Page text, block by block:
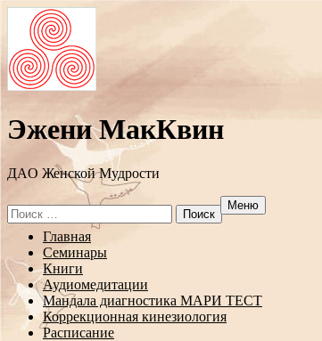
Эжени МакКвин
ДAO Женской Мудрости
Search
for:
Меню
Перейти
содержанию
Главная
Семинары
Книги
Аудиомедитации
Мандала диагностика МАРИ ТЕСТ
Коррекционная кинезиология
Расписание